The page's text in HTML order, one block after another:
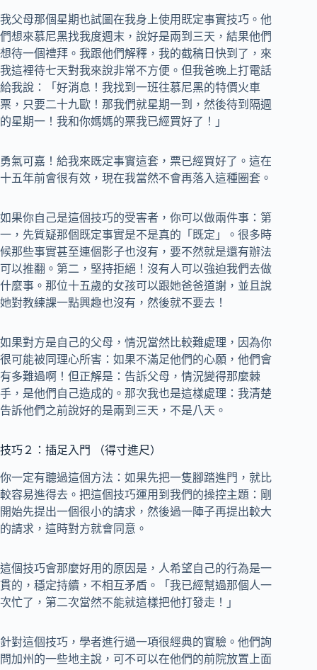
我父母那個星期也試圖在我身上使用既定事實技巧。他
們想來慕尼黑找我度週末，說好是兩到三天，結果他們
想待一個禮拜。我跟他們解釋，我的截稿日快到了，來
我這裡待七天對我來說非常不方便。但我爸晚上打電話
給我說：「好消息！我找到一班往慕尼黑的特價火車
票，只要二十九歐！那我們就星期一到，然後待到隔週
的星期一！我和你媽媽的票我已經買好了！」
勇氣可嘉！給我來既定事實這套，票已經買好了。這在
十五年前會很有效，現在我當然不會再落入這種圈套。
如果你自己是這個技巧的受害者，你可以做兩件事：第
一，先質疑那個既定事實是不是真的「既定」。很多時
候那些事實甚至連個影子也沒有，要不然就是還有辦法
可以推翻。第二，堅持拒絕！沒有人可以強迫我們去做
什麼事。那位十五歲的女孩可以跟她爸爸道謝，並且說
她對教練課一點興趣也沒有，然後就不要去！
如果對方是自己的父母，情況當然比較難處理，因為你
很可能被同理心所害：如果不滿足他們的心願，他們會
有多難過啊！但正解是：告訴父母，情況變得那麼棘
手，是他們自己造成的。那次我也是這樣處理：我清楚
告訴他們之前說好的是兩到三天，不是八天。
技巧２：插足入門 （得寸進尺）
你一定有聽過這個方法：如果先把一隻腳踏進門，就比
較容易進得去。把這個技巧運用到我們的操控主題：剛
開始先提出一個很小的請求，然後過一陣子再提出較大
的請求，這時對方就會同意。
這個技巧會那麼好用的原因是，人希望自己的行為是一
貫的，穩定持續，不相互矛盾。「我已經幫過那個人一
次忙了，第二次當然不能就這樣把他打發走！」
針對這個技巧，學者進行過一項很經典的實驗。他們詢
問加州的一些地主說，可不可以在他們的前院放置上面